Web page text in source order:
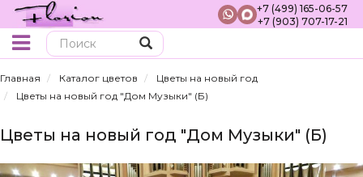
+7 (499) 165-06-57
+7 (903) 707-17-21
Главная Каталог цветов
Цветы на новый год
Цветы на новый год "Дом Музыки" (Б)
Цветы на новый год "Дом Музыки" (Б)